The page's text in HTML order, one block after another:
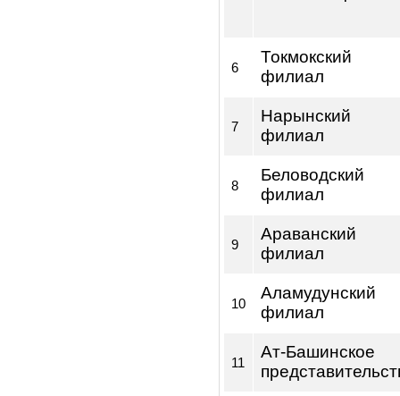
Кантский
Токмокский
филиал
Нарынский
филиал
8
Беловодский
филиал
Араванский
филиал